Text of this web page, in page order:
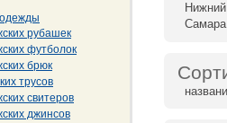
рубашек
футболок
брюк
трусов
свитеров
джинсов
Самара